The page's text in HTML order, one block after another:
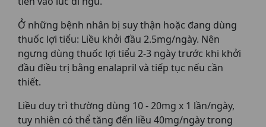
Ở những bệnh nhân bị suy thận hoặc đang dùng
thuốc lợi tiểu: Liều khởi đầu 2.5mg/ngày. Nên
ngưng dùng thuốc lợi tiểu 2-3 ngày trước khi khởi
đầu điều trị bằng enalapril và tiếp tục nếu cần
thiết.
Liều duy trì thường dùng 10 - 20mg x 1 lần/ngày,
tuy nhiên có thể tăng đến liều 40mg/ngày trong